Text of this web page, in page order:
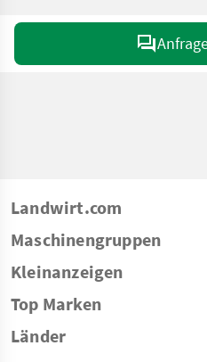
Landwirt.com
Maschinengruppen
Kleinanzeigen
Top Marken
Länder